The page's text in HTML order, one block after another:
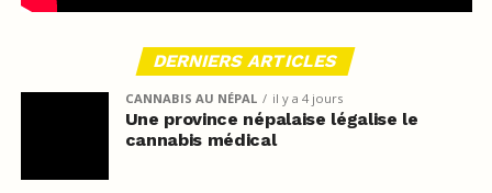
DERNIERS ARTICLES
CANNABIS AU NÉPAL il y a 4 jours
Une province népalaise légalise le
cannabis médical